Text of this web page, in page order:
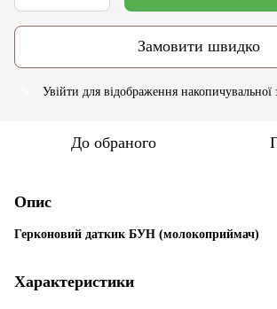
Замовити швидко
Увійти для відображення
До обраного
Опис
Герконовий даткик БУН (молокоприймач)
Характеристики